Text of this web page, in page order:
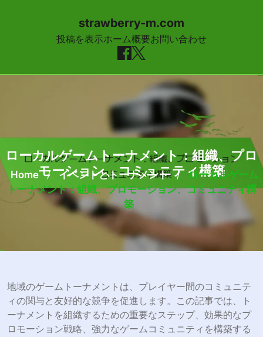
strawberry-m.com
投稿を表示ホーム概要お問い合わせ
ローカルゲームトーナメント：組織、プロ
モーション、コミュニティ構築
Home / イベントとトーナメント / ローカルゲーム
トーナメント：組織、プロモーション、コミュニティ構
築
地域のゲームトーナメントは、プレイヤー間のコミュニテ
ィの関与と友好的な競争を促進します。この記事では、ト
ーナメントを組織するための重要なステップ、効果的なプ
ロモーション戦略、強力なゲームコミュニティを構築する